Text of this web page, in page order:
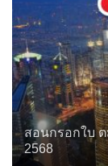
สอนกรอกใบ
2568